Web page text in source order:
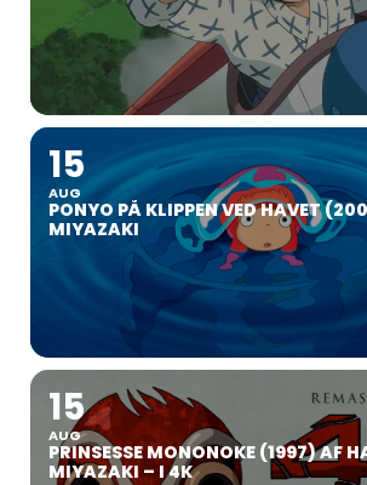
15
AUG
PONYO PÅ KLIPPEN VED HAVET
MIYAZAKI
15
AUG
PRINSESSE MONONOKE (1997) AF
MIYAZAKI – I 4K